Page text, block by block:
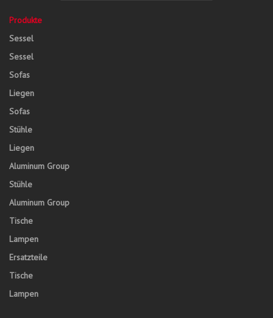
Produkte
Sessel
Sessel
Sofas
Liegen
Sofas
Stühle
Liegen
Aluminum Group
Stühle
Aluminum Group
Tische
Lampen
Ersatzteile
Tische
Lampen